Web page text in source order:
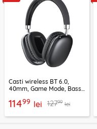
Casti wireless BT 6.0,
40mm, Game Mode, Bass
11499 lei 12799 lei